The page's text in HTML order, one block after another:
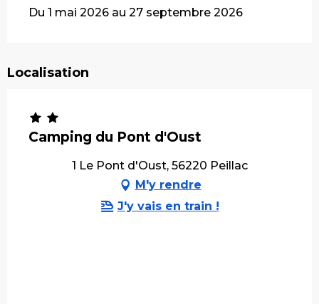
Du 1 mai 2026 au 27 septembre 2026
Localisation
Camping du Pont d'Oust
1 Le Pont d'Oust, 56220 Peillac
M'y rendre
J'y vais en train !